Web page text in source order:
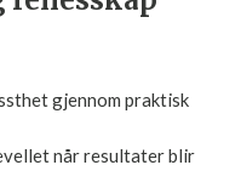
gjennom praktisk